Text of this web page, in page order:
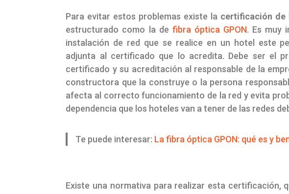
Para evitar estos problemas existe la certificación de
estructurado como la de fibra óptica GPON. Es muy
instalación de red que se realice en un hotel este
adjunta al certificado que lo acredita. Debe ser el
certificado y su acreditación al responsable de la
constructora que la construye o la persona
afecta al correcto funcionamiento de la red y evita
dependencia que los hoteles van a tener de las redes
Te puede interesar: La fibra óptica GPON: qué es y
Existe una normativa para realizar esta certificación,